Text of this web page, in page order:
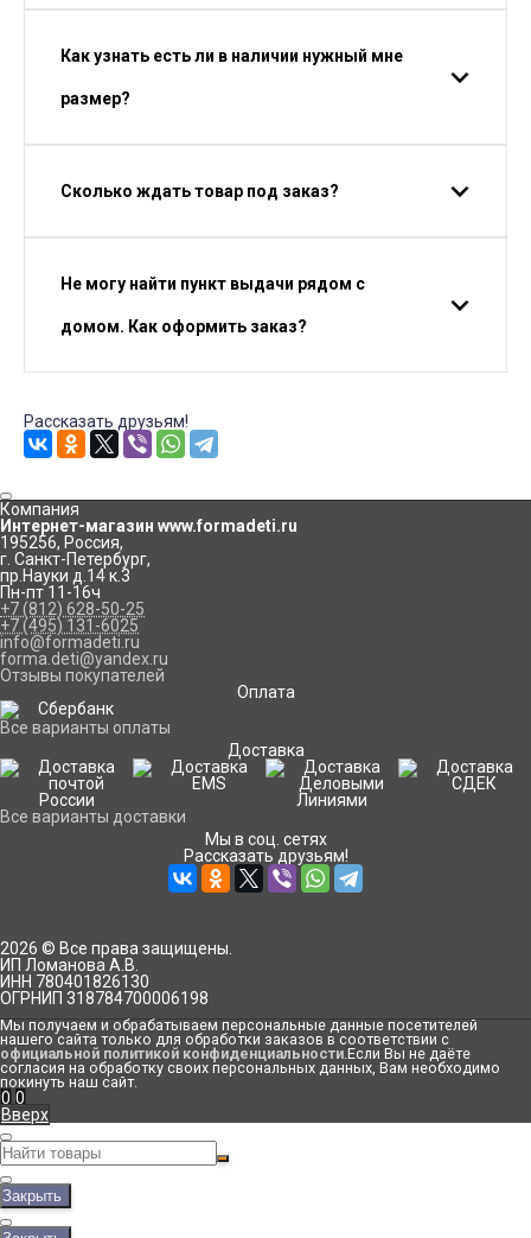
Как узнать есть ли в наличии нужный мне
размер?
Сколько ждать товар под заказ?
Не могу найти пункт выдачи рядом с
домом. Как оформить заказ?
Рассказать друзьям!
Компания
Интернет-магазин www.formadeti.ru
195256, Россия,
г. Санкт-Петербург,
пр.Науки д.14 к.3
Пн-пт 11-16ч
+7 (812) 628-50-25
+7 (495) 131-6025
info@formadeti.ru
forma.deti@yandex.ru
Отзывы покупателей
Оплата
Все варианты оплаты
Доставка
Все варианты доставки
Мы в соц. сетях
Рассказать друзьям!
2026 © Все права защищены.
ИП Ломанова А.В.
ИНН 780401826130
ОГРНИП 318784700006198
Мы получаем и обрабатываем персональные данные посетителей
нашего сайта только для обработки заказов в соответствии с
официальной политикой конфиденциальности.Если Вы не даёте
согласия на обработку своих персональных данных, Вам необходимо
покинуть наш сайт.
0 0
Вверх
Закрыть